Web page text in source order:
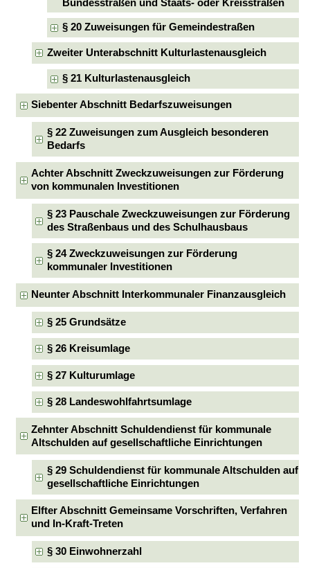
Bundesstraßen und Staats- oder Kreisstraßen
§ 20 Zuweisungen für Gemeindestraßen
Zweiter Unterabschnitt Kulturlastenausgleich
§ 21 Kulturlastenausgleich
Siebenter Abschnitt Bedarfszuweisungen
§ 22 Zuweisungen zum Ausgleich besonderen
Bedarfs
Achter Abschnitt Zweckzuweisungen zur Förderung
von kommunalen Investitionen
§ 23 Pauschale Zweckzuweisungen zur Förderung
des Straßenbaus und des Schulhausbaus
§ 24 Zweckzuweisungen zur Förderung
kommunaler Investitionen
Neunter Abschnitt Interkommunaler Finanzausgleich
§ 25 Grundsätze
§ 26 Kreisumlage
§ 27 Kulturumlage
§ 28 Landeswohlfahrtsumlage
Zehnter Abschnitt Schuldendienst für kommunale
Altschulden auf gesellschaftliche Einrichtungen
§ 29 Schuldendienst für kommunale Altschulden auf
gesellschaftliche Einrichtungen
Elfter Abschnitt Gemeinsame Vorschriften, Verfahren
und In-Kraft-Treten
§ 30 Einwohnerzahl